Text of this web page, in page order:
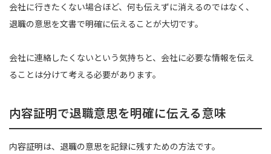
会社に行きたくない場合ほど、何も伝えずに消えるのではなく、
退職の意思を文書で明確に伝えることが大切です。
会社に連絡したくないという気持ちと、会社に必要な情報を伝え
ることは分けて考える必要があります。
内容証明で退職意思を明確に伝える意味
内容証明は、退職の意思を記録に残すための方法です。